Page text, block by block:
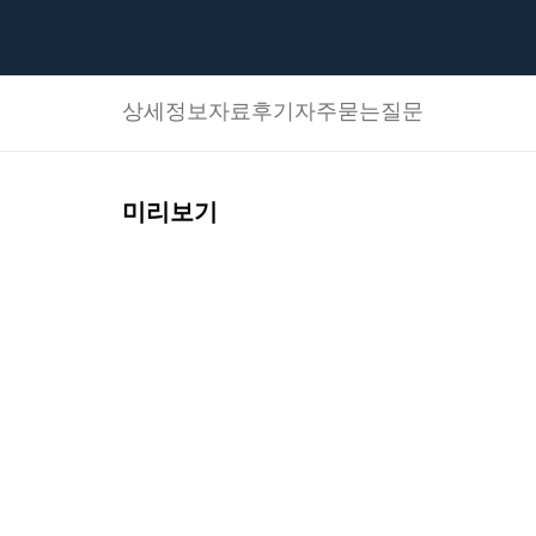
상세정보자료후기 자주묻는질문
미리보기